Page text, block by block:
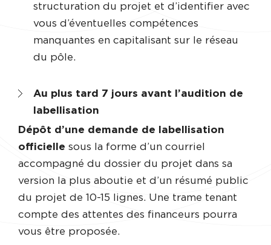
structuration du projet et d’identifier avec
vous d’éventuelles compétences
manquantes en capitalisant sur le réseau
du pôle.
Au plus tard 7 jours avant l’audition de
labellisation
Dépôt d’une demande de labellisation
officielle sous la forme d’un courriel
accompagné du dossier du projet dans sa
version la plus aboutie et d’un résumé public
du projet de 10-15 lignes. Une trame tenant
compte des attentes des financeurs pourra
vous être proposée.